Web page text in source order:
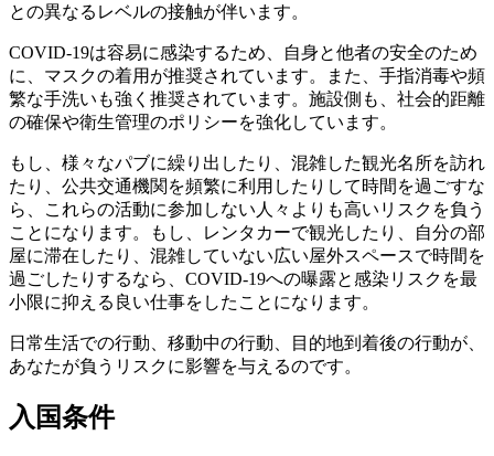
との異なるレベルの接触が伴います。
COVID-19は容易に感染するため、自身と他者の安全のため
に、マスクの着用が推奨されています。また、手指消毒や頻
繁な手洗いも強く推奨されています。施設側も、社会的距離
の確保や衛生管理のポリシーを強化しています。
もし、様々なパブに繰り出したり、混雑した観光名所を訪れ
たり、公共交通機関を頻繁に利用したりして時間を過ごすな
ら、これらの活動に参加しない人々よりも高いリスクを負う
ことになります。もし、レンタカーで観光したり、自分の部
屋に滞在したり、混雑していない広い屋外スペースで時間を
過ごしたりするなら、COVID-19への曝露と感染リスクを最
小限に抑える良い仕事をしたことになります。
日常生活での行動、移動中の行動、目的地到着後の行動が、
あなたが負うリスクに影響を与えるのです。
入国条件